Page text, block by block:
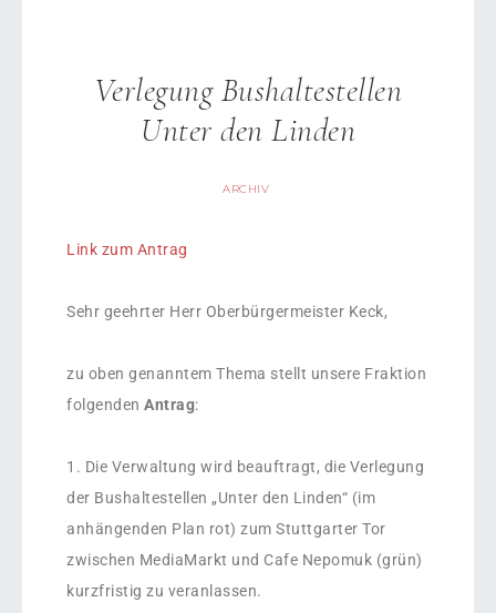
Verlegung Bushaltestellen
Unter den Linden
ARCHIV
Link zum Antrag
Sehr geehrter Herr Oberbürgermeister Keck,
zu oben genanntem Thema stellt unsere Fraktion
folgenden Antrag:
1. Die Verwaltung wird beauftragt, die Verlegung
der Bushaltestellen „Unter den Linden“ (im
anhängenden Plan rot) zum Stuttgarter Tor
zwischen MediaMarkt und Cafe Nepomuk (grün)
kurzfristig zu veranlassen.